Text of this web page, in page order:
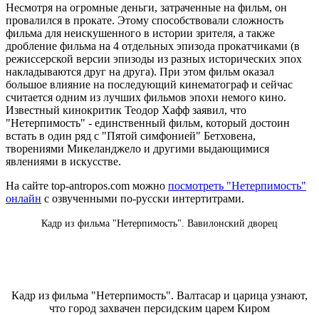
Несмотря на огромные деньги, затраченные на фильм, он
провалился в прокате. Этому способствовали сложность
фильма для неискушенного в истории зрителя, а также
дробление фильма на 4 отдельных эпизода прокатчиками (в
режиссерской версии эпизоды из разных исторических эпох
накладываются друг на друга). При этом фильм оказал
большое влияние на последующий кинематограф и сейчас
считается одним из лучших фильмов эпохи немого кино.
Известный кинокритик Теодор Хафф заявил, что
"Нетерпимость" - единственный фильм, который достоин
встать в один ряд с "Пятой симфонией" Бетховена,
творениями Микеланджело и другими выдающимися
явлениями в искусстве.
На сайте top-antropos.com можно посмотреть "Нетерпимость"
онлайн с озвученными по-русски интертитрами.
Кадр из фильма "Нетерпимость". Вавилонский дворец
Кадр из фильма "Нетерпимость". Валтасар и царица узнают,
что город захвачен персидским царем Киром